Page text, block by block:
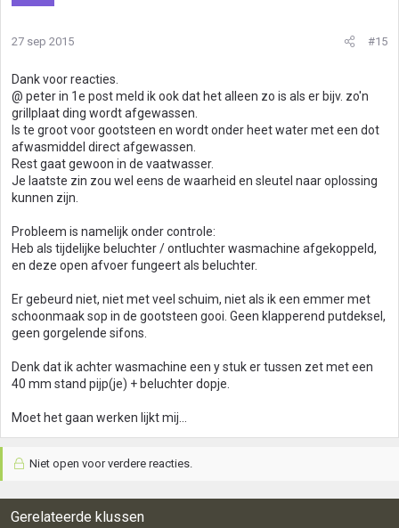
27 sep 2015 #15
Dank voor reacties.
@ peter in 1e post meld ik ook dat het alleen zo is als er bijv. zo'n
grillplaat ding wordt afgewassen.
Is te groot voor gootsteen en wordt onder heet water met een dot
afwasmiddel direct afgewassen.
Rest gaat gewoon in de vaatwasser.
Je laatste zin zou wel eens de waarheid en sleutel naar oplossing
kunnen zijn.
Probleem is namelijk onder controle:
Heb als tijdelijke beluchter / ontluchter wasmachine afgekoppeld,
en deze open afvoer fungeert als beluchter.
Er gebeurd niet, niet met veel schuim, niet als ik een emmer met
schoonmaak sop in de gootsteen gooi. Geen klapperend putdeksel,
geen gorgelende sifons.
Denk dat ik achter wasmachine een y stuk er tussen zet met een
40 mm stand pijp(je) + beluchter dopje.
Moet het gaan werken lijkt mij...
Niet open voor verdere reacties.
Gerelateerde klussen